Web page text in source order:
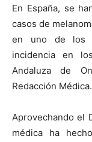
En España, se
casos de
en uno de los
incidencia en
Andaluza de
Redacción Médica.
Aprovechando el
médica ha